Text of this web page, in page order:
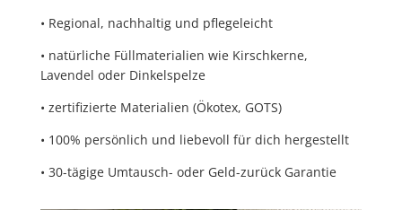
• Regional, nachhaltigund pflegeleicht
• natürliche Füllmaterialien wie Kirschkerne,
Lavendel oder Dinkelspelze
• zertifizierte Materialien (Ökotex, GOTS)
• 100% persönlich und liebevoll für dich hergestellt
• 30-tägige Umtausch- oder Geld-zurück Garantie